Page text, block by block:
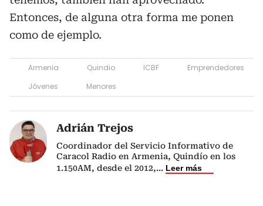
Entonces, de alguna otra forma me ponen
como de ejemplo.
Armenia Quindio ICBF
Emprendedores
Jóvenes
Menores
Adrián Trejos
Coordinador del Servicio Informativo de
Caracol Radio en Armenia, Quindío en los
1.150AM, desde el 2012,... Leer más